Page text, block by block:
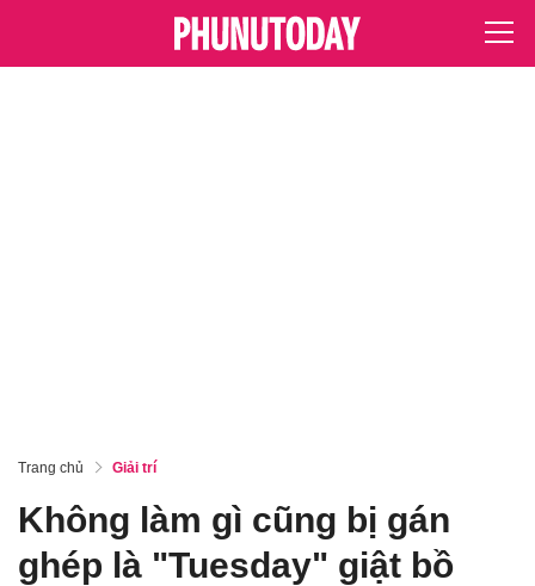
Trang chủ Giải trí
Không làm gì cũng bị gán
ghép là "Tuesday" giật bồ